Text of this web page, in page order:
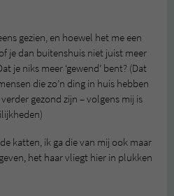
gezien, en hoewel het me een
je dan buitenshuis niet juist meer
je niks meer ‘gewend’ bent? (Dat
die zo’n ding in huis hebben
gezond zijn – volgens mij is
katten, ik ga die van mij ook maar
het haar vliegt hier in plukken